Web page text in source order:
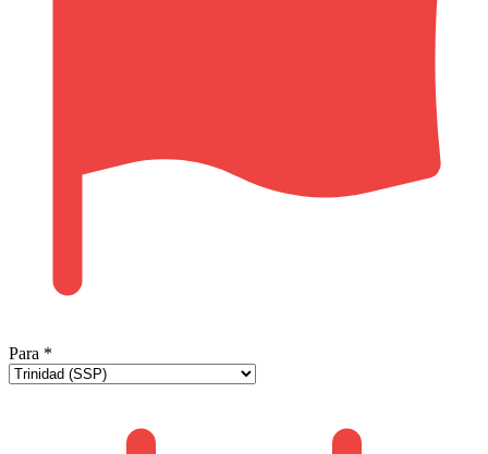
Para *